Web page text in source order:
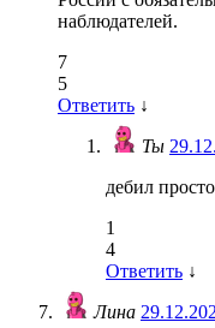
наблюдателей.
7
5
Ответить ↓
Ты
дебил
1
4
Ответить ↓
Лина